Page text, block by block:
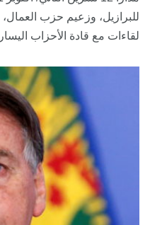
للبرازيل، وزعيم حزب العمال،
لقاءات مع قادة الأحزاب